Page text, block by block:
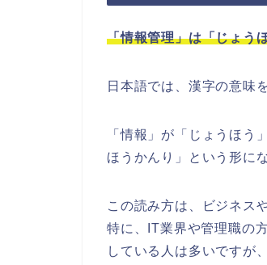
「情報管理」は「じょう
日本語では、漢字の意味
「情報」が「じょうほう
ほうかんり」という形に
この読み方は、ビジネス
特に、IT業界や管理職の
している人は多いですが